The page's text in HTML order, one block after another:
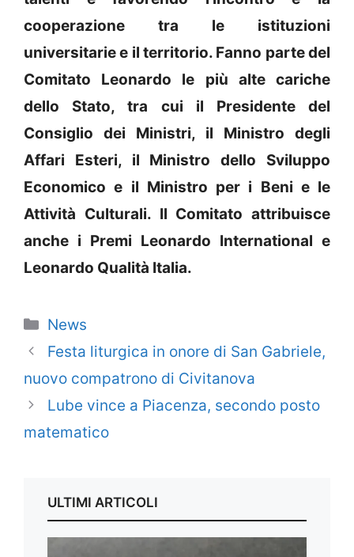
cooperazione tra le istituzioni
universitarie e il territorio. Fanno parte del
Comitato Leonardo le più alte cariche
dello Stato, tra cui il Presidente del
Consiglio dei Ministri, il Ministro degli
Affari Esteri, il Ministro dello Sviluppo
Economico e il Ministro per i Beni e le
Attività Culturali. Il Comitato attribuisce
anche i Premi Leonardo International e
Leonardo Qualità Italia.
Categorie
News
Festa liturgica in onore di San Gabriele,
nuovo compatrono di Civitanova
Lube vince a Piacenza, secondo posto
matematico
ULTIMI ARTICOLI